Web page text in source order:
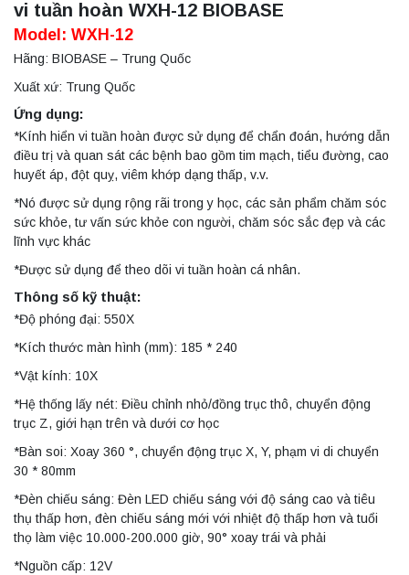
vi tuần hoàn WXH-12 BIOBASE
Model: WXH-12
Hãng: BIOBASE – Trung Quốc
Xuất xứ: Trung Quốc
Ứng dụng:
*Kính hiển vi tuần hoàn được sử dụng để chẩn đoán, hướng dẫn
điều trị và quan sát các bệnh bao gồm tim mạch, tiểu đường, cao
huyết áp, đột quỵ, viêm khớp dạng thấp, v.v.
*Nó được sử dụng rộng rãi trong y học, các sản phẩm chăm sóc
sức khỏe, tư vấn sức khỏe con người, chăm sóc sắc đẹp và các
lĩnh vực khác
*Được sử dụng để theo dõi vi tuần hoàn cá nhân.
Thông số kỹ thuật:
*Độ phóng đại: 550X
*Kích thước màn hình (mm): 185 * 240
*Vật kính: 10X
*Hệ thống lấy nét: Điều chỉnh nhỏ/đồng trục thô, chuyển động
trục Z, giới hạn trên và dưới cơ học
*Bàn soi: Xoay 360 °, chuyển động trục X, Y, phạm vi di chuyển
30 * 80mm
*Đèn chiếu sáng: Đèn LED chiếu sáng với độ sáng cao và tiêu
thụ thấp hơn, đèn chiếu sáng mới với nhiệt độ thấp hơn và tuổi
thọ làm việc 10.000-200.000 giờ, 90° xoay trái và phải
*Nguồn cấp: 12V